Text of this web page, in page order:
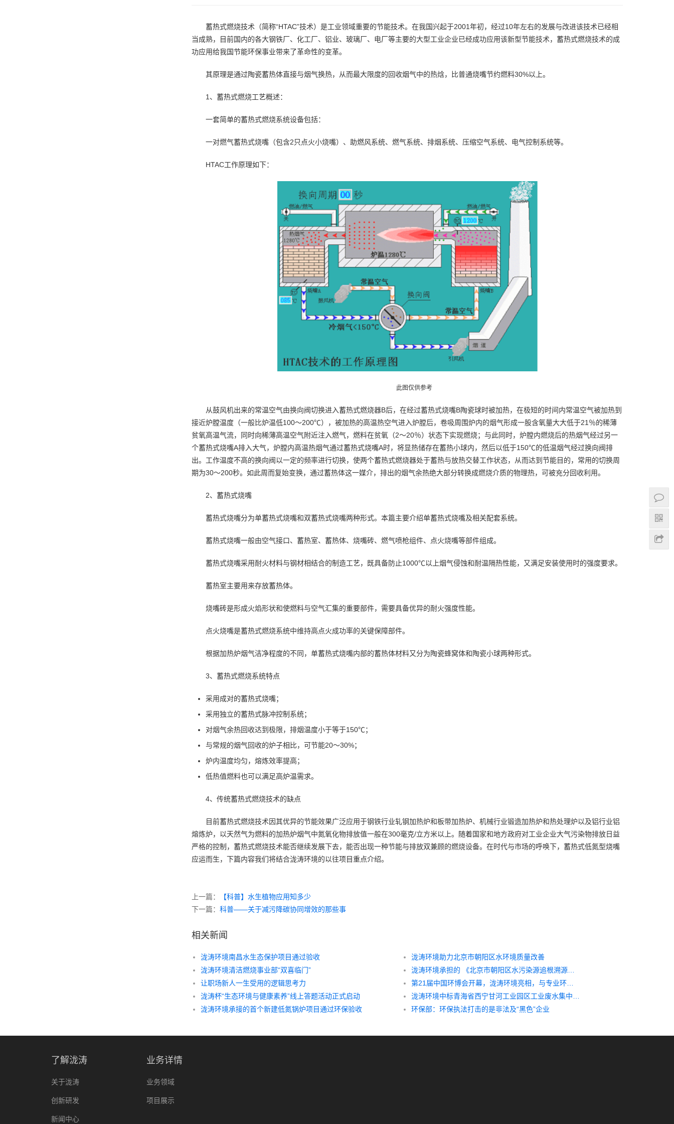
蓄热式燃烧技术（简称“HTAC”技术）是工业领域重要的节能技术。在我国兴起于2001年初，经过10年左右的发展与改进该技术已经相
当成熟，目前国内的各大钢铁厂、化工厂、铝业、玻璃厂、电厂等主要的大型工业企业已经成功应用该新型节能技术，蓄热式燃烧技术的成
功应用给我国节能环保事业带来了革命性的变革。
其原理是通过陶瓷蓄热体直接与烟气换热，从而最大限度的回收烟气中的热焓，比普通烧嘴节约燃料30%以上。
1、蓄热式燃烧工艺概述：
一套简单的蓄热式燃烧系统设备包括：
一对燃气蓄热式烧嘴（包含2只点火小烧嘴）、助燃风系统、燃气系统、排烟系统、压缩空气系统、电气控制系统等。
HTAC工作原理如下：
此图仅供参考
从鼓风机出来的常温空气由换向阀切换进入蓄热式燃烧器B后，在经过蓄热式烧嘴B陶瓷球时被加热，在极短的时间内常温空气被加热到
接近炉膛温度（一般比炉温低100～200℃），被加热的高温热空气进入炉膛后，卷吸周围炉内的烟气形成一股含氧量大大低于21％的稀薄
贫氧高温气流，同时向稀薄高温空气附近注入燃气，燃料在贫氧（2～20％）状态下实现燃烧；与此同时，炉膛内燃烧后的热烟气经过另一
个蓄热式烧嘴A排入大气，炉膛内高温热烟气通过蓄热式烧嘴A时，将显热储存在蓄热小球内，然后以低于150℃的低温烟气经过换向阀排
出。工作温度不高的换向阀以一定的频率进行切换，使两个蓄热式燃烧器处于蓄热与放热交替工作状态，从而达到节能目的，常用的切换周
期为30～200秒。如此周而复始变换，通过蓄热体这一媒介，排出的烟气余热绝大部分转换成燃烧介质的物理热，可被充分回收利用。
2、蓄热式烧嘴
蓄热式烧嘴分为单蓄热式烧嘴和双蓄热式烧嘴两种形式。本篇主要介绍单蓄热式烧嘴及相关配套系统。
蓄热式烧嘴一般由空气接口、蓄热室、蓄热体、烧嘴砖、燃气喷枪组件、点火烧嘴等部件组成。
蓄热式烧嘴采用耐火材料与钢材相结合的制造工艺，既具备防止1000℃以上烟气侵蚀和耐温隔热性能，又满足安装使用时的强度要求。
蓄热室主要用来存放蓄热体。
烧嘴砖是形成火焰形状和使燃料与空气汇集的重要部件，需要具备优异的耐火强度性能。
点火烧嘴是蓄热式燃烧系统中维持高点火成功率的关键保障部件。
根据加热炉烟气洁净程度的不同，单蓄热式烧嘴内部的蓄热体材料又分为陶瓷蜂窝体和陶瓷小球两种形式。
3、蓄热式燃烧系统特点
采用成对的蓄热式烧嘴；
采用独立的蓄热式脉冲控制系统；
对烟气余热回收达到极限，排烟温度小于等于150℃；
与常规的烟气回收的炉子相比，可节能20～30%；
炉内温度均匀，熔炼效率提高；
低热值燃料也可以满足高炉温需求。
4、传统蓄热式燃烧技术的缺点
目前蓄热式燃烧技术因其优异的节能效果广泛应用于钢铁行业轧钢加热炉和板带加热炉、机械行业锻造加热炉和热处理炉以及铝行业铝
熔炼炉，以天然气为燃料的加热炉烟气中氮氧化物排放值一般在300毫克/立方米以上。随着国家和地方政府对工业企业大气污染物排放日益
严格的控制，蓄热式燃烧技术能否继续发展下去，能否出现一种节能与排放双兼顾的燃烧设备。在时代与市场的呼唤下，蓄热式低氮型烧嘴
应运而生，下篇内容我们将结合泷涛环境的以往项目重点介绍。
上一篇：
【科普】水生植物应用知多少
下一篇： 科普——关于减污降碳协同增效的那些事
相关新闻
泷涛环境南昌水生态保护项目通过验收
泷涛环境助力北京市朝阳区水环境质量改善
泷涛环境清洁燃烧事业部“双喜临门”
让职场新人一生受用的逻辑思考力
泷涛杯“生态环境与健康素养”线上答题活动正式启动
泷涛环境承接的首个新建低氮锅炉项目通过环保验收
环保部：环保执法打击的是非法及“黑色”企业
了解泷涛
关于泷涛
创新研发
新闻中心
业务详情
业务领域
项目展示